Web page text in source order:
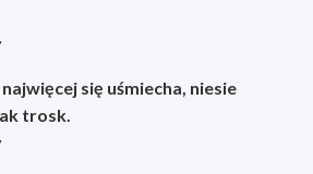
się uśmiecha, niesie
trosk.